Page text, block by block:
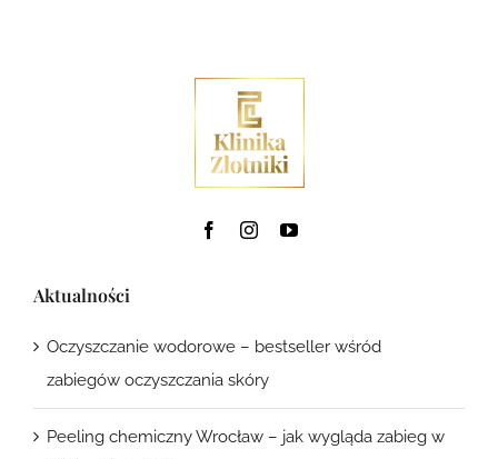
Aktualności
Oczyszczanie wodorowe – bestseller wśród
zabiegów oczyszczania skóry
Peeling chemiczny Wrocław – jak wygląda zabieg w